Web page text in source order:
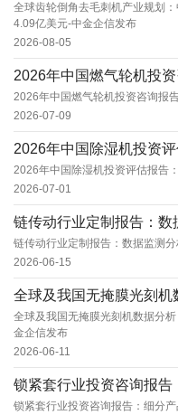
全球齿轮倒角去毛刺机产业规划
4.09亿美元-中金企信发布
2026-08-05
2026年中国燃气轮机投资咨询报
2026-07-09
2026年中国除湿机投资评估报告
2026-07-01
链传动行业定制报告：
链传动行业定制报告：数据监测
2026-06-15
全球及我国无掩膜光刻机数据分
金企信发布
2026-06-11
锁紧套行业投资咨询报告：细分